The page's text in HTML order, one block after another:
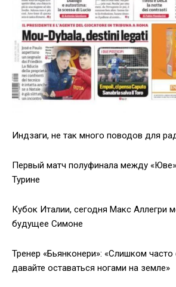
Индзаги, не так много поводов для
Первый матч полуфинала между
Турине
Кубок Италии, сегодня Макс Аллегри
будущее Симоне
Тренер «Бьянконери»: «Слишком
давайте оставаться ногами на земле»